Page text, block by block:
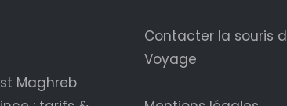
Maghreb
Contacter la souris
Voyage